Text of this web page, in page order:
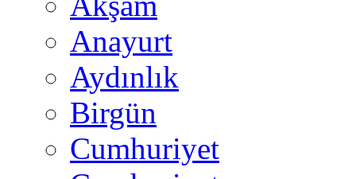
Anayurt
Aydınlık
Birgün
Cumhuriyet